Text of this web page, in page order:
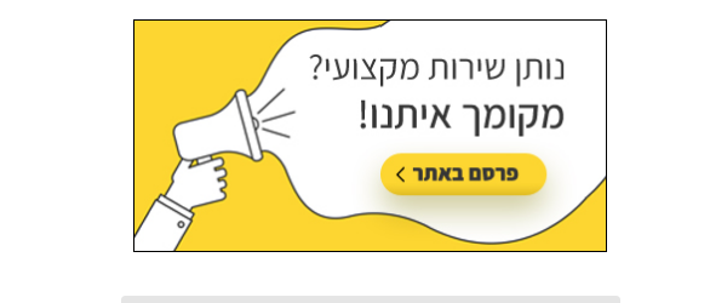
ברמת השרון והסביבה
21/07/2026, בשעה 12:58